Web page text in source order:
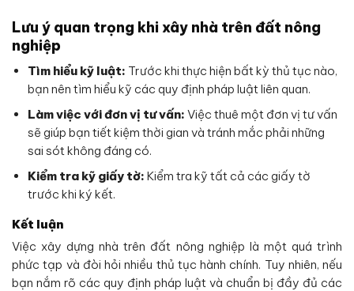
Lưu ý quan trọng khi xây nhà trên đất nông
nghiệp
Tìm hiểu kỹ luật: Trước khi thực hiện bất kỳ thủ tục nào,
bạn nên tìm hiểu kỹ các quy định pháp luật liên quan.
Làm việc với đơn vị tư vấn: Việc thuê một đơn vị tư vấn
sẽ giúp bạn tiết kiệm thời gian và tránh mắc phải những
sai sót không đáng có.
Kiểm tra kỹ giấy tờ: Kiểm tra kỹ tất cả các giấy tờ
trước khi ký kết.
Kết luận
Việc xây dựng nhà trên đất nông nghiệp là một quá trình
phức tạp và đòi hỏi nhiều thủ tục hành chính. Tuy nhiên, nếu
bạn nắm rõ các quy định pháp luật và chuẩn bị đầy đủ các